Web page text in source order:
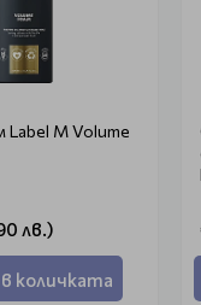
Label M Volume
лв.)
количката